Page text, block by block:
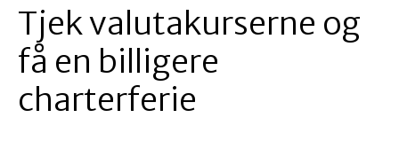
Tjek valutakurserne og
få en billigere
charterferie